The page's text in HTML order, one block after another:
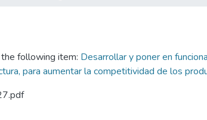
following item: Desarrollar y poner en
para aumentar la competitividad de los